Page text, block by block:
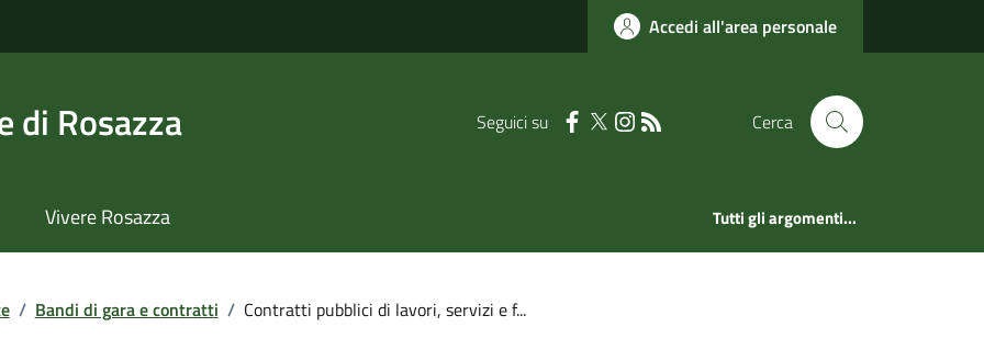
Accedi all'area personale
di Rosazza Seguici su Cerca
Vivere Rosazza Tutti gli argomenti...
/ Bandi di gara e contratti / Contratti pubblici di lavori, servizi e f...